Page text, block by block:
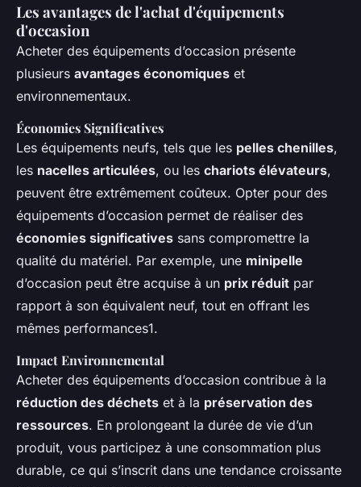
Les avantages de l'achat d'équipements
d'occasion
Acheter des équipements d’occasion présente
plusieurs avantages économiques et
environnementaux.
Économies Significatives
Les équipements neufs, tels que les pelles chenilles,
les nacelles articulées, ou les chariots élévateurs,
peuvent être extrêmement coûteux. Opter pour des
équipements d’occasion permet de réaliser des
économies significatives sans compromettre la
qualité du matériel. Par exemple, une minipelle
d’occasion peut être acquise à un prix réduit par
rapport à son équivalent neuf, tout en offrant les
mêmes performances1.
Impact Environnemental
Acheter des équipements d’occasion contribue à la
réduction des déchets et à la préservation des
ressources. En prolongeant la durée de vie d’un
produit, vous participez à une consommation plus
durable, ce qui s’inscrit dans une tendance croissante